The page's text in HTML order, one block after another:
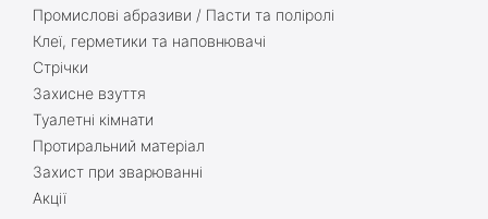
Промислові абразиви / Пасти та поліролі
Клеї, герметики та наповнювачі
Стрічки
Захисне взуття
Туалетні кімнати
Протиральний матеріал
Захист при зварюванні
Акції